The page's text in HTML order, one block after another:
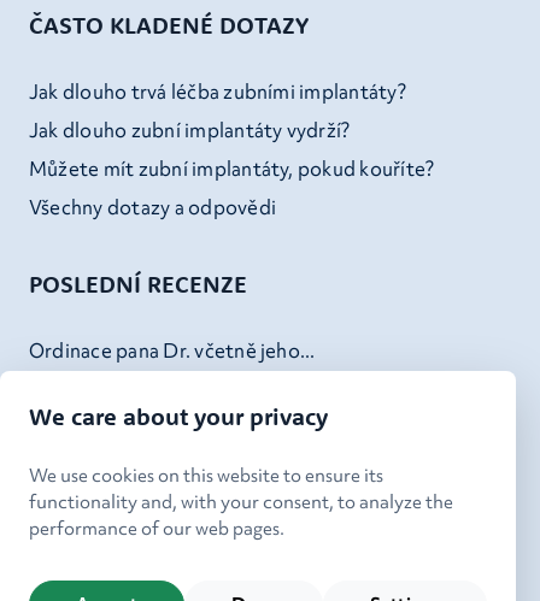
ČASTO KLADENÉ DOTAZY
Jak dlouho trvá léčba zubními implantáty?
Jak dlouho zubní implantáty vydrží?
Můžete mít zubní implantáty, pokud kouříte?
Všechny dotazy a odpovědi
POSLEDNÍ RECENZE
Ordinace pana Dr. včetně jeho...
Skvely servis - od recepce,...
Doktor Kheck (a jeho tým) v...
We care about your privacy
We use cookies on this website to ensure its
functionality and, with your consent, to analyze the
performance of our web pages.